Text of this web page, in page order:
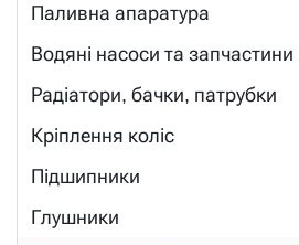
Паливна апаратура
Водяні насоси та запчастини
Радіатори, бачки, патрубки
Кріплення коліс
Підшипники
Глушники